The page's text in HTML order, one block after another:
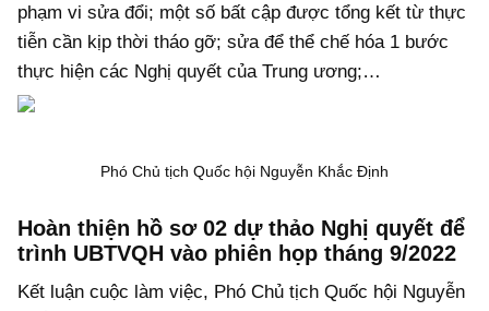
phạm vi sửa đổi; một số bất cập được tổng kết từ thực
tiễn cần kịp thời tháo gỡ; sửa để thể chế hóa 1 bước
thực hiện các Nghị quyết của Trung ương;…
Phó Chủ tịch Quốc hội Nguyễn Khắc Định
Hoàn thiện hồ sơ 02 dự thảo Nghị quyết để
trình UBTVQH vào phiên họp tháng 9/2022
Kết luận cuộc làm việc, Phó Chủ tịch Quốc hội Nguyễn